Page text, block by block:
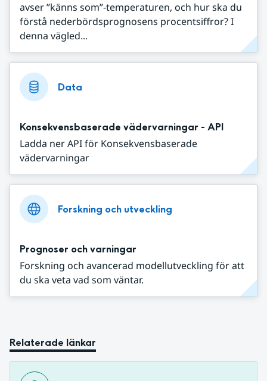
avser ”känns som”-temperaturen, och hur ska du
förstå nederbördsprognosens procentsiffror? I
denna vägled...
Data
Konsekvensbaserade vädervarningar - API
Ladda ner API för Konsekvensbaserade
vädervarningar
Forskning och utveckling
Prognoser och varningar
Forskning och avancerad modellutveckling för att
du ska veta vad som väntar.
Relaterade länkar